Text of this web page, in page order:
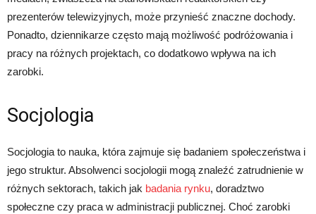
prezenterów telewizyjnych, może przynieść znaczne dochody.
Ponadto, dziennikarze często mają możliwość podróżowania i
pracy na różnych projektach, co dodatkowo wpływa na ich
zarobki.
Socjologia
Socjologia to nauka, która zajmuje się badaniem społeczeństwa i
jego struktur. Absolwenci socjologii mogą znaleźć zatrudnienie w
różnych sektorach, takich jak badania rynku, doradztwo
społeczne czy praca w administracji publicznej. Choć zarobki